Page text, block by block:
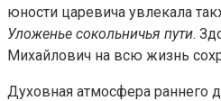
юности царевича увлекала
Уложенье сокольничья пути.
Михайлович на всю жизнь
Духовная атмосфера раннего